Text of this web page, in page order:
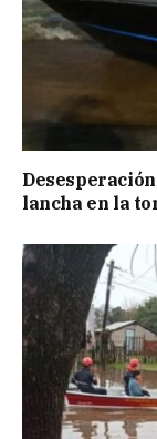
lancha en la